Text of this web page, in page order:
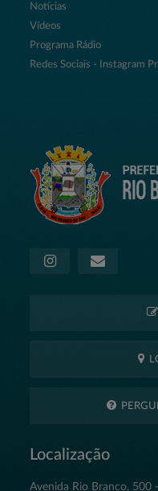
Notícias
Vídeos
Programa Rádio
Redes Sociais - Instagram
Localização
Avenida Rio Branco, 500